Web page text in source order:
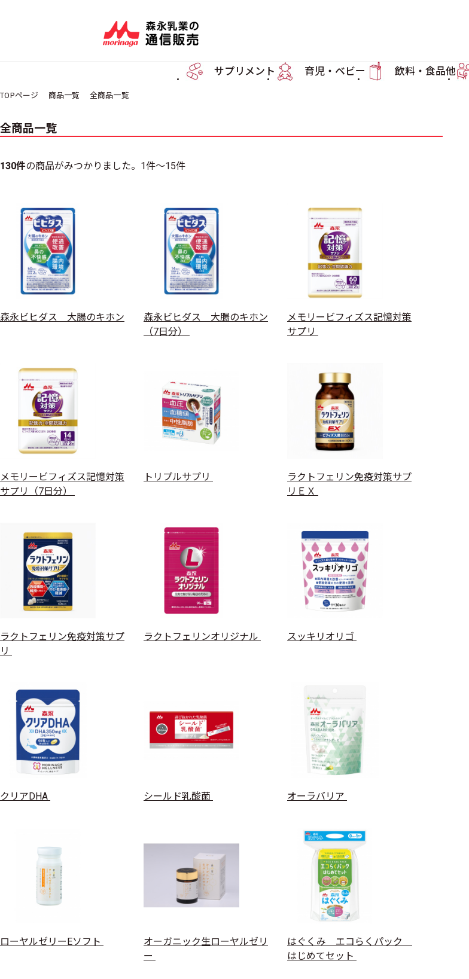
サプリメント 育児・ベビー 飲料・食品他
TOPページ 商品一覧 全商品一覧
全商品一覧
130件の商品がみつかりました。 1件～15件
森永ビヒダス 大腸のキホン
森永ビヒダス 大腸のキホン
（7日分）
メモリービフィズス記憶対策
サプリ
メモリービフィズス記憶対策
サプリ（7日分）
トリプルサプリ
ラクトフェリン免疫対策サプ
リＥＸ
ラクトフェリン免疫対策サプ
リ
ラクトフェリンオリジナル スッキリオリゴ
クリアDHA シールド乳酸菌 オーラバリア
ローヤルゼリーEソフト
オーガニック生ローヤルゼリ
ー
はぐくみ エコらくパック
はじめてセット